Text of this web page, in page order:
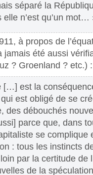
séparé la
n’est qu’un mot…
à propos de
été aussi
? Groenland ? etc.) :
[…] est la
est obligé de se
des débouchés
parce que, dans
se complique
: tous les instincts
par la certitude de
de la